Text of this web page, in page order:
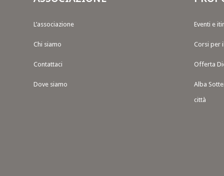
L’associazione
Chi siamo
Contattaci
Dove siamo
Eventi e
Corsi per
Offerta
Alba
città